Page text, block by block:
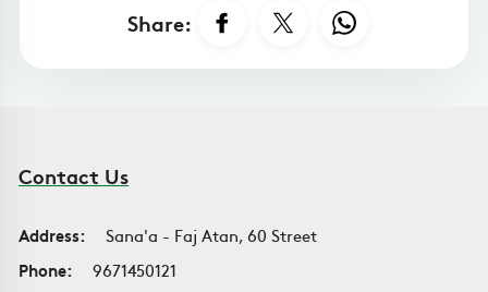
Share:
Contact Us
Address:
Sana'a - Faj Atan, 60 Street
Phone:
9671450121